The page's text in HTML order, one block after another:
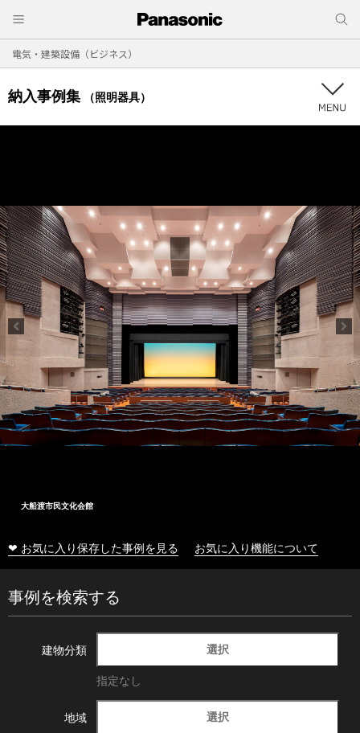
電気・建築設備（ビジネス）
納入事例集 （照明器具）
大船渡市民文化会館
❤ お気に入り保存した事例を見る お気に入り機能について
事例を検索する
建物分類 選択
指定なし
地域 選択